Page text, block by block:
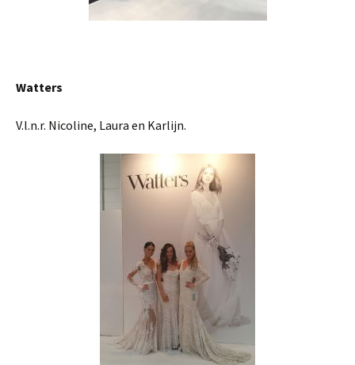
Watters
V.l.n.r. Nicoline, Laura en Karlijn.